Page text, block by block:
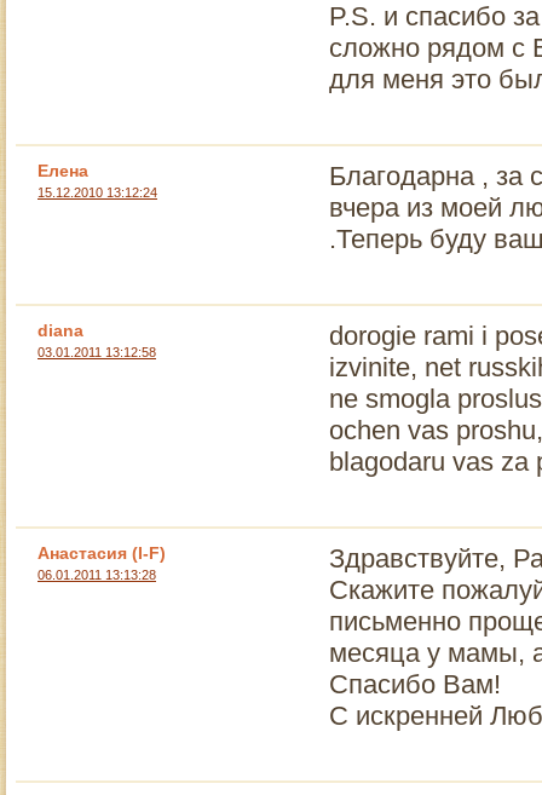
P.S. и спасибо
сложно рядом с
для меня это
Елена
15.12.2010 13:12:24
Благодарна , за
вчера из моей
.Теперь буду
diana
03.01.2011 13:12:58
dorogie rami i
izvinite, net
ne smogla
ochen vas
blagodaru vas za
Анастасия (I-F)
06.01.2011 13:13:28
Здравствуйте,
Скажите
письменно
месяца у мамы,
Спасибо Вам!
С искренней